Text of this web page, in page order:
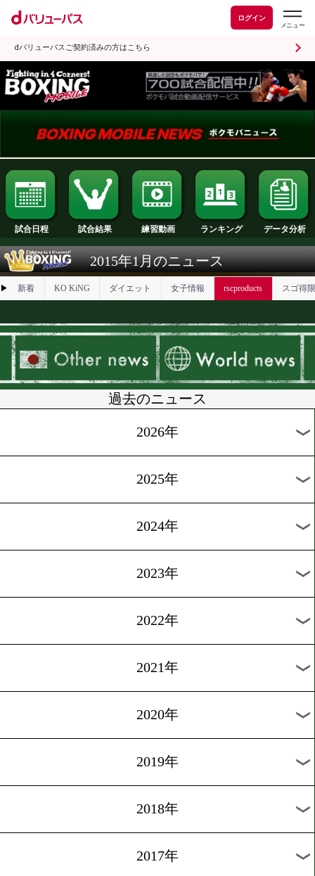
ログイン
dバリューパスご契約済みの方はこちら
試合日程 試合結果 練習動画 ランキング
新着 ダイエット
過去のニュース
2026年
2025年
2023年
2021年
2020年